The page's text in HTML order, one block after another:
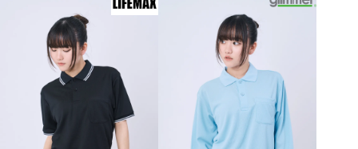
素材、通気性も良いです。
UPF20（紫外線20倍カット）のた
め、紫外線の約90%を遮断する機能
があります。 シンプルですが、高コ
ストパフォーマンスで、スポーツや
企業やイベントユニフォームとして
も仕様できる万能な商品です。
ームとしてもおすすめです。 サラリ
とした生地のため、肌にまとわりつ
かず清潔感があります。